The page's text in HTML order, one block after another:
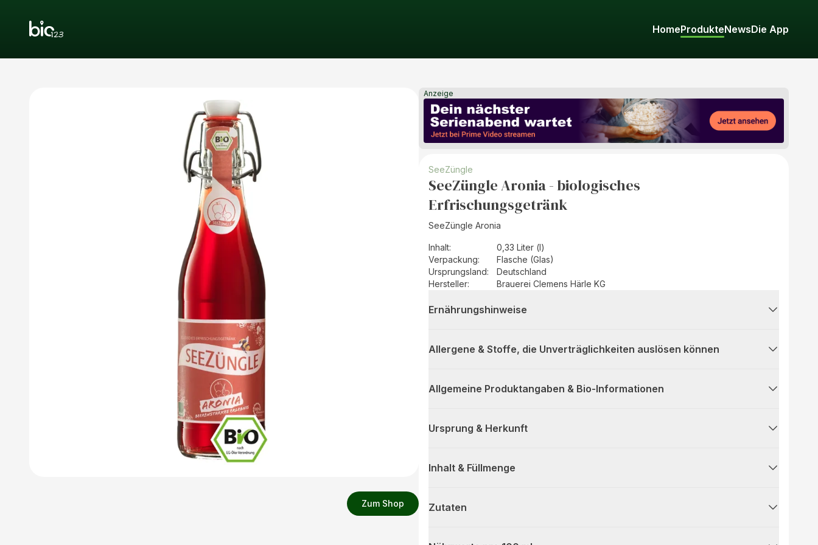
HomeProdukteNewsDie App
Zum Shop
Anzeige
SeeZüngle
SeeZüngle Aronia - biologisches
Erfrischungsgetränk
SeeZüngle Aronia
Inhalt:
0,33 Liter (l)
Verpackung:
Flasche (Glas)
Ursprungsland:
Deutschland
Hersteller: Brauerei Clemens Härle KG
Ernährungshinweise
Allergene & Stoffe, die Unverträglichkeiten auslösen können
Allgemeine Produktangaben & Bio-Informationen
Ursprung & Herkunft
Inhalt & Füllmenge
Zutaten